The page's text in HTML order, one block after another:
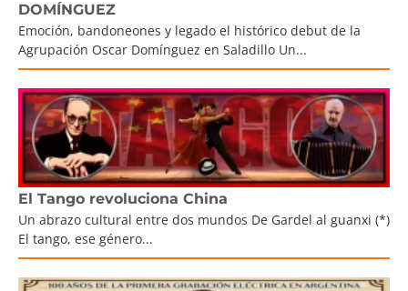
DOMÍNGUEZ
Emoción, bandoneones y legado el histórico debut de la
Agrupación Oscar Domínguez en Saladillo Un...
El Tango revoluciona China
Un abrazo cultural entre dos mundos De Gardel al guanxi (*)
El tango, ese género...